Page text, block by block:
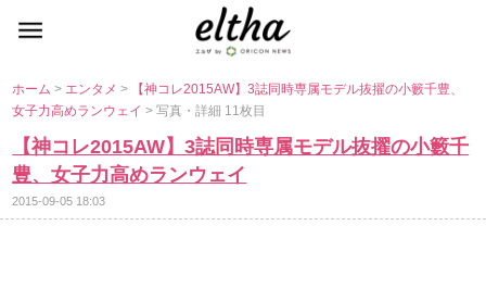
ホーム> エンタメ>
【神コレ2015AW】3誌同時専属モデル抜擢の小籔千豊、
女子力高めランウェイ> 写真・詳細 11枚目
【神コレ2015AW】3誌同時専属モデル抜擢の小籔千
豊、女子力高めランウェイ
2015-09-05 18:03